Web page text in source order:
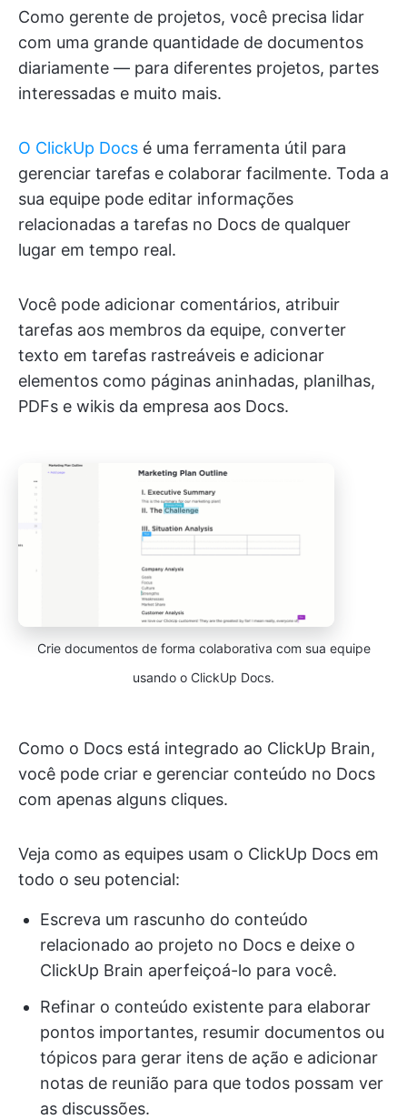
Como gerente de projetos, você precisa lidar
com uma grande quantidade de documentos
diariamente — para diferentes projetos, partes
interessadas e muito mais.
O ClickUp Docs é uma ferramenta útil para
gerenciar tarefas e colaborar facilmente. Toda a
sua equipe pode editar informações
relacionadas a tarefas no Docs de qualquer
lugar em tempo real.
Você pode adicionar comentários, atribuir
tarefas aos membros da equipe, converter
texto em tarefas rastreáveis e adicionar
elementos como páginas aninhadas, planilhas,
PDFs e wikis da empresa aos Docs.
Crie documentos de forma colaborativa com sua equipe
usando o ClickUp Docs.
Como o Docs está integrado ao ClickUp Brain,
você pode criar e gerenciar conteúdo no Docs
com apenas alguns cliques.
Veja como as equipes usam o ClickUp Docs em
todo o seu potencial:
Escreva um rascunho do conteúdo
relacionado ao projeto no Docs e deixe o
ClickUp Brain aperfeiçoá-lo para você.
Refinar o conteúdo existente para elaborar
pontos importantes, resumir documentos ou
tópicos para gerar itens de ação e adicionar
notas de reunião para que todos possam ver
as discussões.